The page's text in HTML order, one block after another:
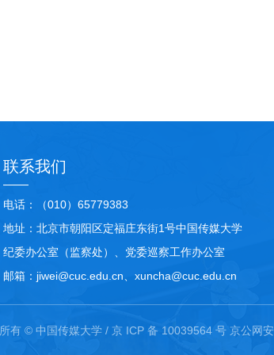
联系我们
电话：（010）65779383
地址：北京市朝阳区定福庄东街1号中国传媒大学
纪委办公室（监察处）、党委巡察工作办公室
邮箱：jiwei@cuc.edu.cn、xuncha@cuc.edu.cn
有 © 中国传媒大学 / 京 ICP 备 10039564 号 京公网